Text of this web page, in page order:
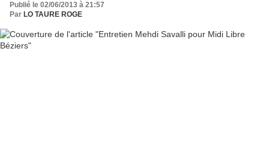
Publié le 02/06/2013 à 21:57
Par LO TAURE ROGE